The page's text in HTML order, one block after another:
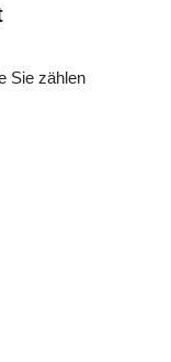
Sie zählen